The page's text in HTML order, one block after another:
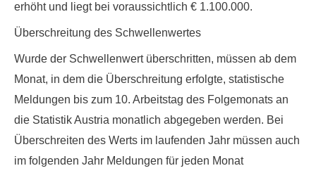
erhöhtund liegt bei voraussichtlich € 1.100.000.
Überschreitung des Schwellenwertes
Wurde der Schwellenwert überschritten, müssen ab dem
Monat, in dem die Überschreitung erfolgte, statistische
Meldungen bis zum 10. Arbeitstag des Folgemonats an
die Statistik Austria monatlich abgegeben werden. Bei
Überschreiten des Werts im laufenden Jahr müssen auch
im folgenden Jahr Meldungen für jeden Monat